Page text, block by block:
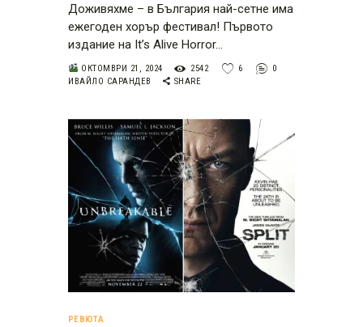
Доживяхме – в България най-сетне има
ежегоден хорър фестивал! Първото
издание на It’s Alive Horror…
ОКТОМВРИ 21, 2024 2542 6
0
ИВАЙЛО САРАНДЕВ
SHARE
РЕВЮТА